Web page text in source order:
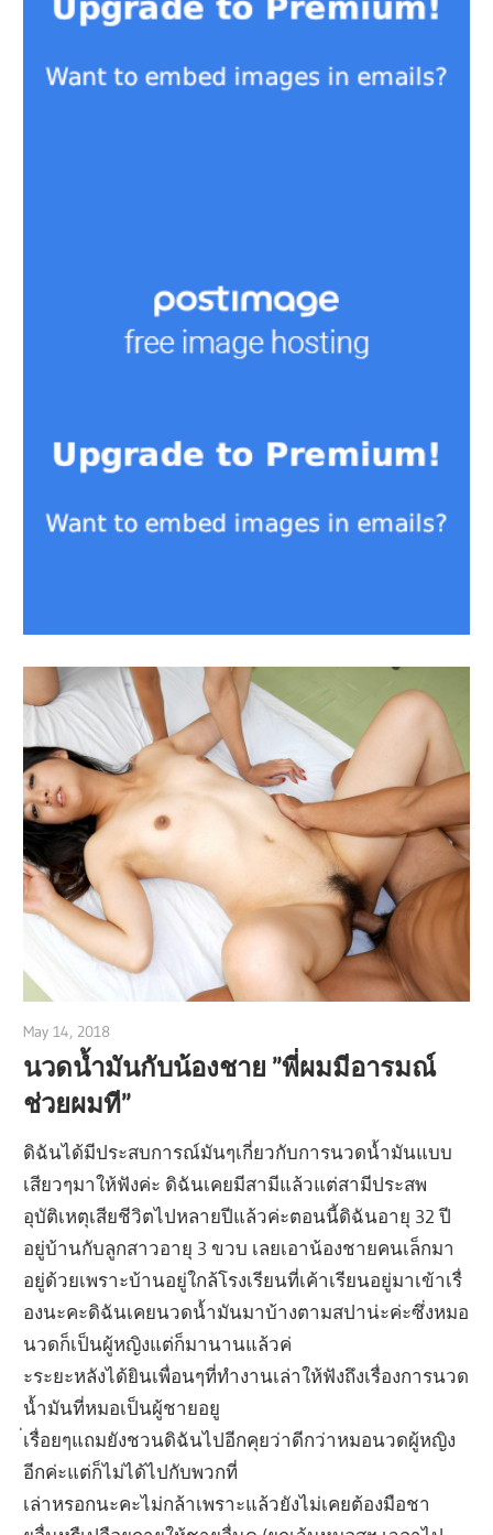
May 14, 2018
นวดน้ำมันกับน้องชาย ”พี่ผมมีอารมณ์
ช่วยผมที”
ดิฉันได้มีประสบการณ์มันๆเกี่ยวกับการนวดน้ำมันแบบ
เสียวๆมาให้ฟังค่ะ ดิฉันเคยมีสามีแล้วแต่สามีประสพ
อุบัติเหตุเสียชีวิตไปหลายปีแล้วค่ะตอนนี้ดิฉันอายุ 32 ปี
อยู่บ้านกับลูกสาวอายุ 3 ขวบ เลยเอาน้องชายคนเล็กมา
อยู่ด้วยเพราะบ้านอยู่ใกล้โรงเรียนที่เค้าเรียนอยู่มาเข้าเรื่
องนะคะดิฉันเคยนวดน้ำมันมาบ้างตามสปาน่ะค่ะซึ่งหมอ
นวดก็เป็นผู้หญิงแต่ก็มานานแล้วค่
ะระยะหลังได้ยินเพื่อนๆที่ทำงานเล่าให้ฟังถึงเรื่องการนวด
น้ำมันที่หมอเป็นผู้ชายอยู
่เรื่อยๆแถมยังชวนดิฉันไปอีกคุยว่าดีกว่าหมอนวดผู้หญิง
อีกค่ะแต่ก็ไม่ได้ไปกับพวกที่
เล่าหรอกนะคะไม่กล้าเพราะแล้วยังไม่เคยต้องมือชา